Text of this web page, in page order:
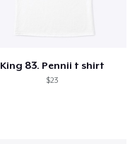
King 83. Pennii t shirt
$23